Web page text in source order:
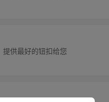
供最好的钮扣给您